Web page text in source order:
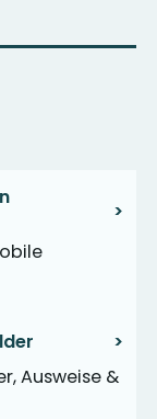
>
>
Ausweise &